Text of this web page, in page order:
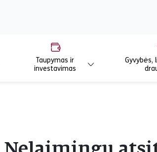
Taupymas ir
investavimas
Gyvybės,